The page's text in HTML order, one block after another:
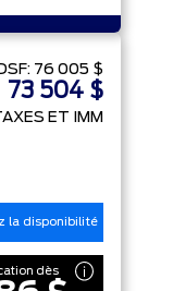
76 005 $
73 504 $
ET IMM
la disponibilité
dès